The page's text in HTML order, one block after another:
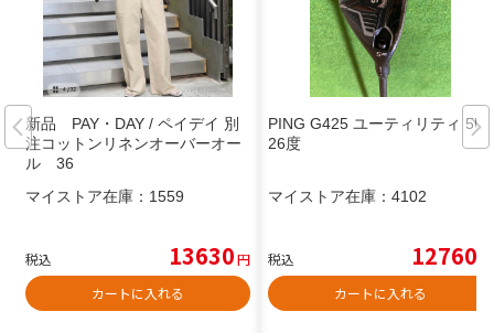
新品 PAY・DAY / ペイデイ 別
注コットンリネンオーバーオー
ル 36
マイストア在庫： 1559
税込 13630円
カートに入れる
PING G425 ユーティリティ 5U
26度
マイストア在庫： 4102
税込 12760
カートに入れる